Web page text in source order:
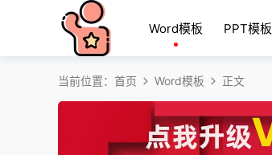
Word模板 PPT模板
当前位置： 首页 Word模板 正文